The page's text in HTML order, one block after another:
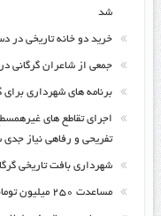
شد
خرید دو خانه تاریخی در
جمعی از شاعران گرگانی
برنامه های شهرداری
اجرای تقاطع های
تفریحی و رفاهی نیاز جدی
شهرداری بافت تاریخی
مساعدت ۲۵۰ میلیون تومانی شورا و شهرداری به اماکن مذهبی